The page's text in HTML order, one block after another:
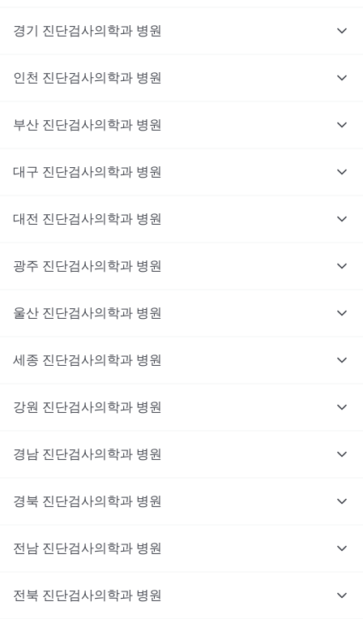
경기 진단검사의학과 병원
인천 진단검사의학과 병원
부산 진단검사의학과 병원
대구 진단검사의학과 병원
대전 진단검사의학과 병원
광주 진단검사의학과 병원
울산 진단검사의학과 병원
세종 진단검사의학과 병원
강원 진단검사의학과 병원
경남 진단검사의학과 병원
경북 진단검사의학과 병원
전남 진단검사의학과 병원
전북 진단검사의학과 병원